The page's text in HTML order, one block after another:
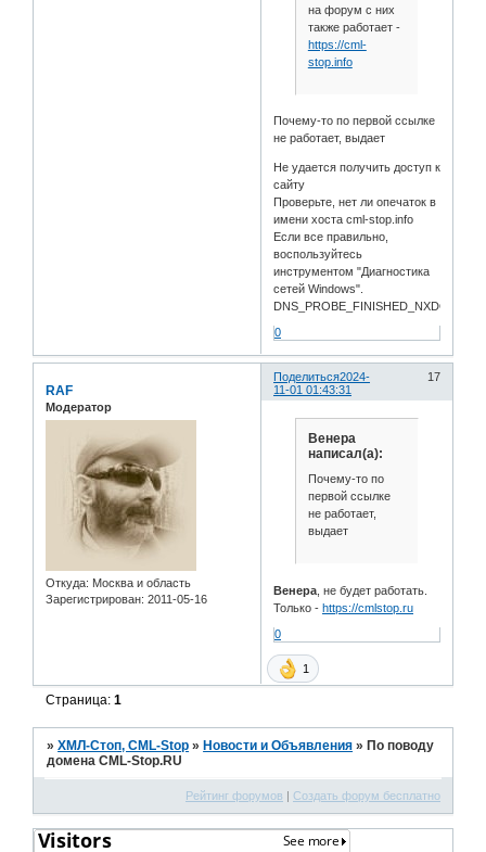
на форум с них
также работает -
https://cml-
stop.info
Почему-то по первой ссылке
не работает, выдает
Не удается получить доступ к
сайту
Проверьте, нет ли опечаток в
имени хоста cml-stop.info
Если все правильно,
воспользуйтесь
инструментом "Диагностика
сетей Windows".
DNS_PROBE_FINISHED_NXDOMAIN
0
Поделиться 17
2024-
11-01 01:43:31
RAF
Модератор
Откуда: Москва и область
Зарегистрирован: 2011-05-16
Венера
написал(а):
Почему-то по
первой ссылке
не работает,
выдает
Венера , не будет работать.
Только -https://cmlstop.ru
0
1
Страница:1
»ХМЛ-Стоп, CML-Stop » Новости и Объявления » По поводу
домена CML-Stop.RU
Рейтинг форумов | Создать форум бесплатно